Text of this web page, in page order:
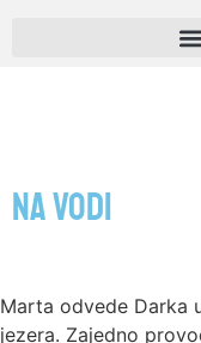
Na vodi
Marta odvede Darka
jezera. Zajedno